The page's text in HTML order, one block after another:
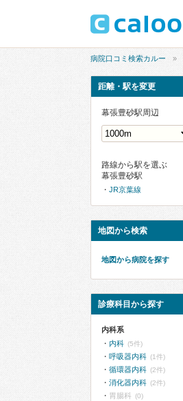
病院口コミ検索カルー
距離・駅を変更
幕張豊砂駅周辺
路線から駅を選ぶ
幕張豊砂駅
JR京葉線
地図から検索
地図から病院を探す
診療科目から探す
内科系
内科 (5件)
呼吸器内科 (1件)
循環器内科 (2件)
消化器内科 (2件)
胃腸科 (0)